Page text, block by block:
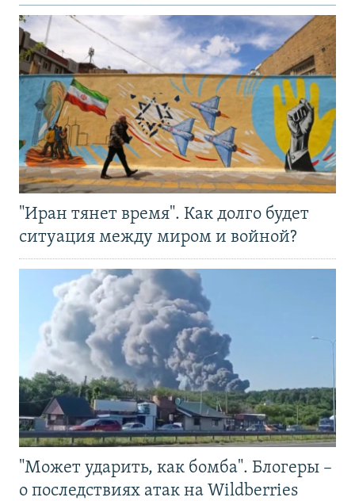
"Иран тянет время". Как долго будет
ситуация между миром и войной?
"Может ударить, как бомба". Блогеры –
о последствиях атак на Wildberries